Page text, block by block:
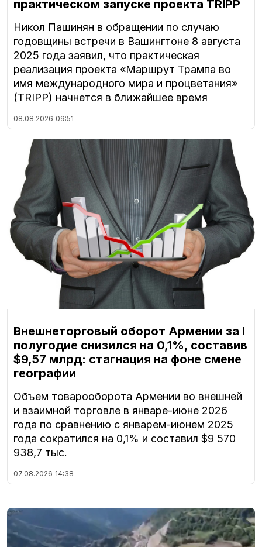
практическом запуске проекта TRIPP
Никол Пашинян в обращении по случаю
годовщины встречи в Вашингтоне 8 августа
2025 года заявил, что практическая
реализация проекта «Маршрут Трампа во
имя международного мира и процветания»
(TRIPP) начнется в ближайшее время
08.08.2026 09:51
Внешнеторговый оборот Армении за I
полугодие снизился на 0,1%, составив
$9,57 млрд: стагнация на фоне смене
географии
Объем товарооборота Армении во внешней
и взаимной торговле в январе-июне 2026
года по сравнению с январем-июнем 2025
года сократился на 0,1% и составил $9 570
938,7 тыс.
07.08.2026 14:38